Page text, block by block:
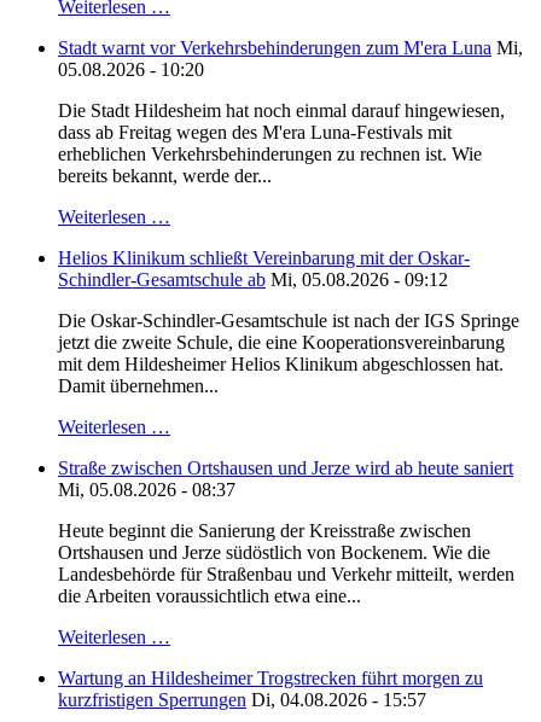
Weiterlesen …
Stadt warnt vor Verkehrsbehinderungen zum M'era Luna Mi,
05.08.2026 - 10:20
Die Stadt Hildesheim hat noch einmal darauf hingewiesen,
dass ab Freitag wegen des M'era Luna-Festivals mit
erheblichen Verkehrsbehinderungen zu rechnen ist. Wie
bereits bekannt, werde der...
Weiterlesen …
Helios Klinikum schließt Vereinbarung mit der Oskar-
Schindler-Gesamtschule ab Mi, 05.08.2026 - 09:12
Die Oskar-Schindler-Gesamtschule ist nach der IGS Springe
jetzt die zweite Schule, die eine Kooperationsvereinbarung
mit dem Hildesheimer Helios Klinikum abgeschlossen hat.
Damit übernehmen...
Weiterlesen …
Straße zwischen Ortshausen und Jerze wird ab heute saniert
Mi, 05.08.2026 - 08:37
Heute beginnt die Sanierung der Kreisstraße zwischen
Ortshausen und Jerze südöstlich von Bockenem. Wie die
Landesbehörde für Straßenbau und Verkehr mitteilt, werden
die Arbeiten voraussichtlich etwa eine...
Weiterlesen …
Wartung an Hildesheimer Trogstrecken führt morgen zu
kurzfristigen Sperrungen Di, 04.08.2026 - 15:57